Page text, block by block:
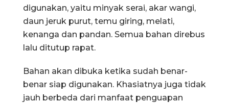
digunakan, yaitu minyak serai, akar wangi,
daun jeruk purut, temu giring, melati,
kenanga dan pandan. Semua bahan direbus
lalu ditutup rapat.
Bahan akan dibuka ketika sudah benar-
benar siap digunakan. Khasiatnya juga tidak
jauh berbeda dari manfaat penguapan